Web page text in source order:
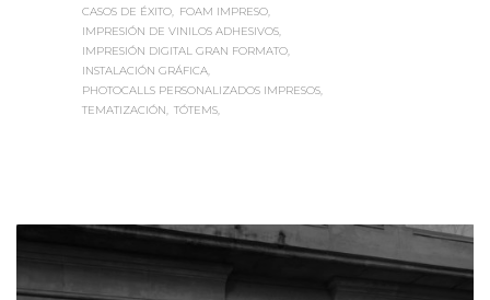
CASOS DE ÉXITO
FOAM IMPRESO
IMPRESIÓN DE VINILOS ADHESIVOS
IMPRESIÓN DIGITAL GRAN FORMATO
INSTALACIÓN GRÁFICA
PHOTOCALLS PERSONALIZADOS IMPRESOS
TEMATIZACIÓN
TÓTEMS